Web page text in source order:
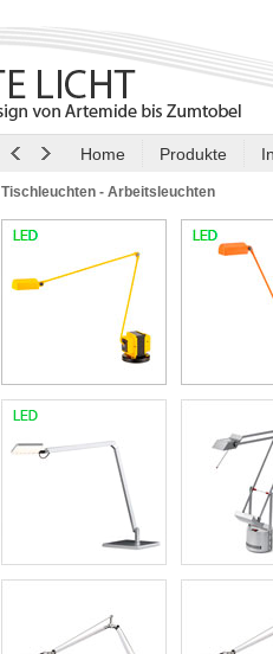
Home Produkte
Tischleuchten - Arbeitsleuchten